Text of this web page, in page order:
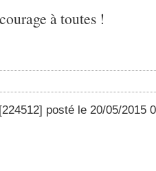
à toutes !
[224512] posté le 20/05/2015